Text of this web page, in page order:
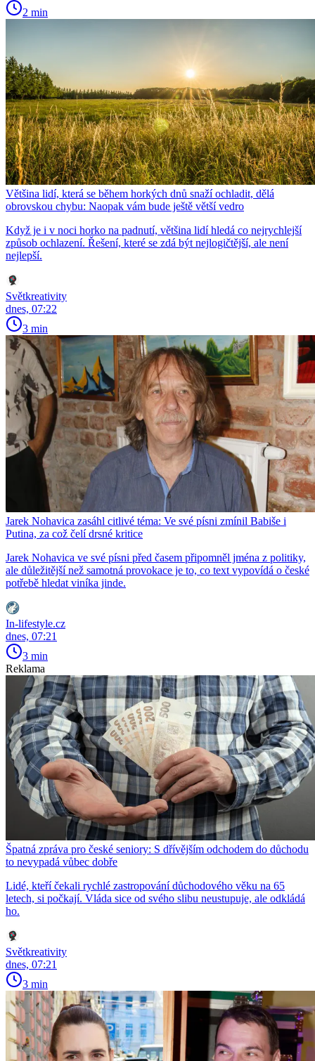
2 min
Většina lidí, která se během horkých dnů snaží ochladit, dělá
obrovskou chybu: Naopak vám bude ještě větší vedro
Když je i v noci horko na padnutí, většina lidí hledá co nejrychlejší
způsob ochlazení. Řešení, které se zdá být nejlogičtější, ale není
nejlepší.
Světkreativity
dnes, 07:22
3 min
Jarek Nohavica zasáhl citlivé téma: Ve své písni zmínil Babiše i
Putina, za což čelí drsné kritice
Jarek Nohavica ve své písni před časem připomněl jména z politiky,
ale důležitější než samotná provokace je to, co text vypovídá o české
potřebě hledat viníka jinde.
In-lifestyle.cz
dnes, 07:21
3 min
Reklama
Špatná zpráva pro české seniory: S dřívějším odchodem do důchodu
to nevypadá vůbec dobře
Lidé, kteří čekali rychlé zastropování důchodového věku na 65
letech, si počkají. Vláda sice od svého slibu neustupuje, ale odkládá
ho.
Světkreativity
dnes, 07:21
3 min